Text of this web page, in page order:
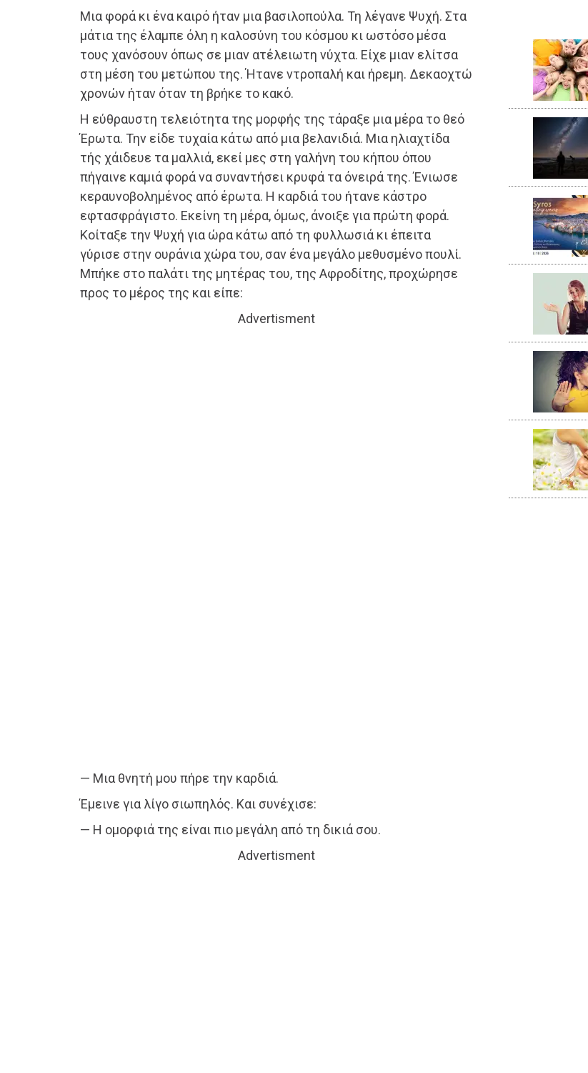
Μια φορά κι ένα καιρό ήταν μια βασιλοπούλα. Τη λέγανε Ψυχή. Στα
μάτια της έλαμπε όλη η καλοσύνη του κόσμου κι ωστόσο μέσα
τους χανόσουν όπως σε μιαν ατέλειωτη νύχτα. Είχε μιαν ελίτσα
στη μέση του μετώπου της. Ήτανε ντροπαλή και ήρεμη. Δεκαοχτώ
χρονών ήταν όταν τη βρήκε το κακό.
Η εύθραυστη τελειότητα της μορφής της τάραξε μια μέρα το θεό
Έρωτα. Την είδε τυχαία κάτω από μια βελανιδιά. Μια ηλιαχτίδα
τής χάιδευε τα μαλλιά, εκεί μες στη γαλήνη του κήπου όπου
πήγαινε καμιά φορά να συναντήσει κρυφά τα όνειρά της. Ένιωσε
κεραυνοβολημένος από έρωτα. Η καρδιά του ήτανε κάστρο
εφτασφράγιστο. Εκείνη τη μέρα, όμως, άνοιξε για πρώτη φορά.
Κοίταξε την Ψυχή για ώρα κάτω από τη φυλλωσιά κι έπειτα
γύρισε στην ουράνια χώρα του, σαν ένα μεγάλο μεθυσμένο πουλί.
Μπήκε στο παλάτι της μητέρας του, της Αφροδίτης, προχώρησε
προς το μέρος της και είπε:
Advertisment
— Μια θνητή μου πήρε την καρδιά.
Έμεινε για λίγο σιωπηλός. Και συνέχισε:
— Η ομορφιά της είναι πιο μεγάλη από τη δικιά σου.
Advertisment